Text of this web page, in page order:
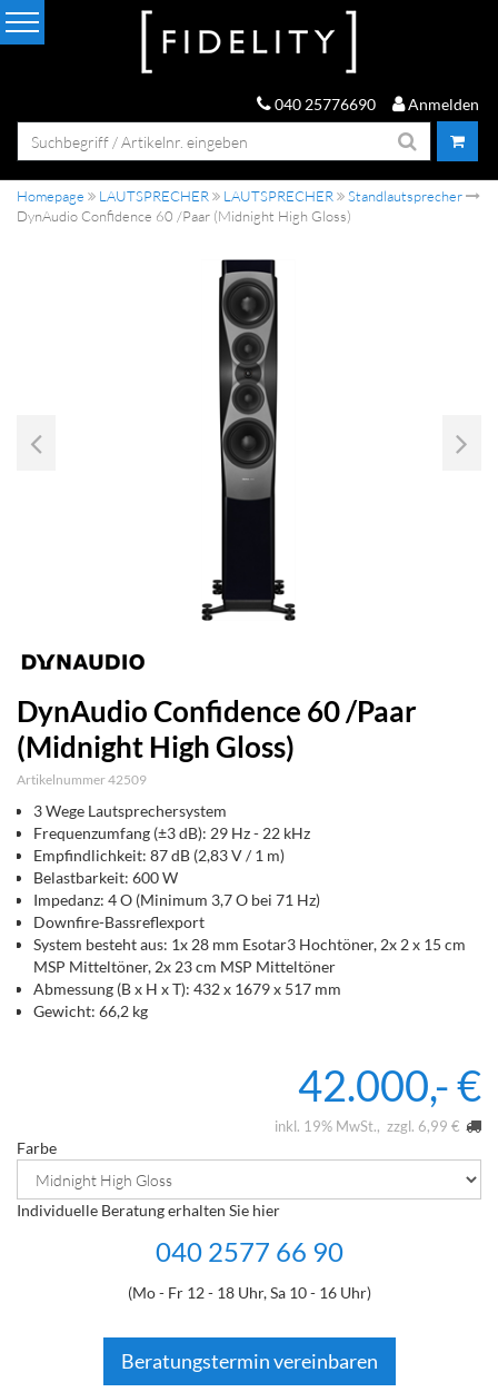
040 25776690 Anmelden
Homepage LAUTSPRECHER LAUTSPRECHER
Standlautsprecher
DynAudio Confidence 60 /Paar (Midnight High Gloss)
DynAudio Confidence 60 /Paar
(Midnight High Gloss)
Artikelnummer 42509
3 Wege Lautsprechersystem
Frequenzumfang (±3 dB): 29 Hz - 22 kHz
Empfindlichkeit: 87 dB (2,83 V / 1 m)
Belastbarkeit: 600 W
Impedanz: 4 O (Minimum 3,7 O bei 71 Hz)
Downfire-Bassreflexport
System besteht aus: 1x 28 mm Esotar3 Hochtöner, 2x 2 x 15 cm
MSP Mitteltöner, 2x 23 cm MSP Mitteltöner
Abmessung (B x H x T): 432 x 1679 x 517 mm
Gewicht: 66,2 kg
42.000,- €
inkl. 19% MwSt. zzgl. 6,99 €
Farbe
Individuelle Beratung erhalten Sie hier
040 2577 66 90
(Mo - Fr 12 - 18 Uhr, Sa 10 - 16 Uhr)
Beratungstermin vereinbaren